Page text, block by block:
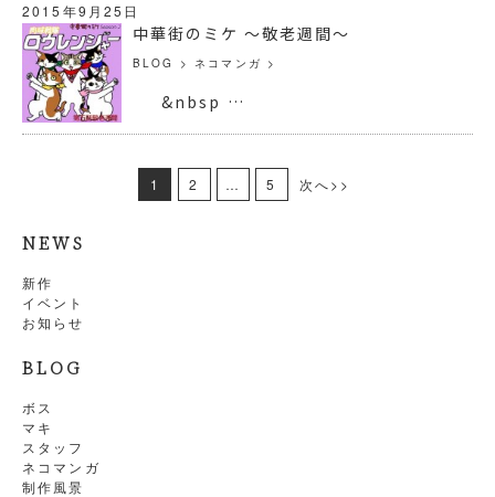
NEWS
新作
イベント
お知らせ
BLOG
ボス
マキ
スタッフ
ネコマンガ
制作風景
2015年9月25日
中華街のミケ 〜敬老週間〜
BLOG >ネコマンガ >
&nbsp …
1 2 … 5 次へ>>